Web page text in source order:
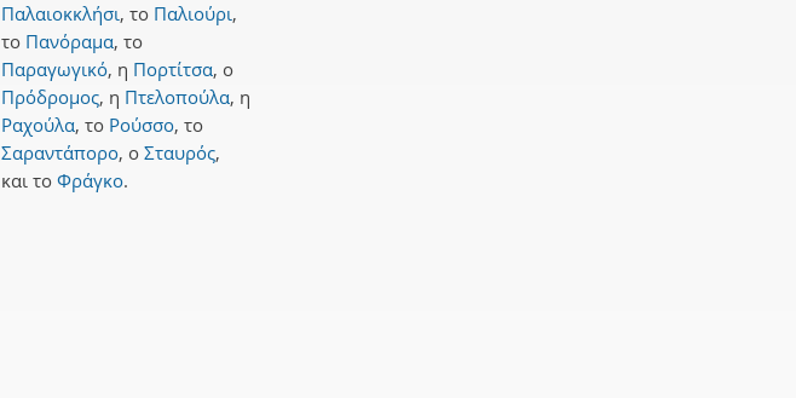
Παλαιοκκλήσι, το Παλιούρι,
το Πανόραμα, το
Παραγωγικό, η Πορτίτσα, ο
Πρόδρομος, η Πτελοπούλα, η
Ραχούλα, το Ρούσσο, το
Σαραντάπορο, ο Σταυρός,
και το Φράγκο.